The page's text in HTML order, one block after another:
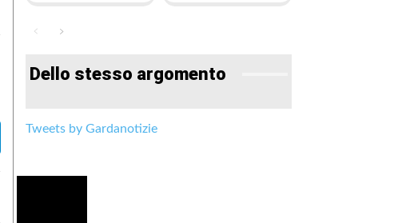
Dello stesso argomento
Tweets by Gardanotizie